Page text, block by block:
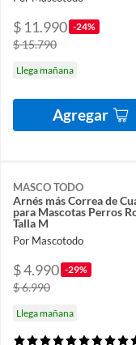
$ 11.990 -24%
$ 15.790
Llega mañana
Agregar
MASCO TODO
Arnés más Correa de
para Mascotas Perros
Talla M
Por Mascotodo
$ 4.990 -29%
$ 6.990
Llega mañana